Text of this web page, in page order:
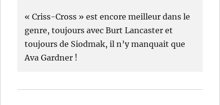
« Criss-Cross » est encore meilleur dans le
genre, toujours avec Burt Lancaster et
toujours de Siodmak, il n’y manquait que
Ava Gardner !